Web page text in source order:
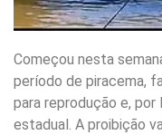
Começou nesta
período de piracema,
para reprodução e,
estadual. A proibição